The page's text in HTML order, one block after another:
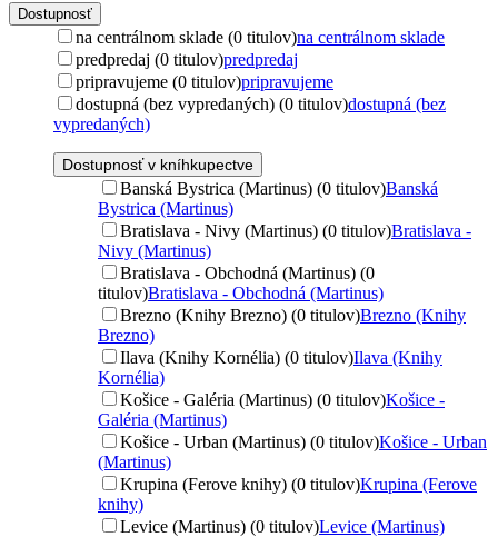
Dostupnosť
na centrálnom sklade (0 titulov)na centrálnom sklade
predpredaj (0 titulov)predpredaj
pripravujeme (0 titulov)pripravujeme
dostupná (bez vypredaných) (0 titulov)dostupná (bez
vypredaných)
Dostupnosť v kníhkupectve
Banská Bystrica (Martinus) (0 titulov)Banská
Bystrica (Martinus)
Bratislava - Nivy (Martinus) (0 titulov)Bratislava -
Nivy (Martinus)
Bratislava - Obchodná (Martinus) (0
titulov)Bratislava - Obchodná (Martinus)
Brezno (Knihy Brezno) (0 titulov)Brezno (Knihy
Brezno)
Ilava (Knihy Kornélia) (0 titulov)Ilava (Knihy
Kornélia)
Košice - Galéria (Martinus) (0 titulov)Košice -
Galéria (Martinus)
Košice - Urban (Martinus) (0 titulov)Košice - Urban
(Martinus)
Krupina (Ferove knihy) (0 titulov)Krupina (Ferove
knihy)
Levice (Martinus) (0 titulov)Levice (Martinus)